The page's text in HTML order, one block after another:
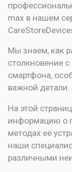
max в нашем
Мы знаем, как
столкновение
смартфона,
важной детали.
На этой
информацию о
методах её
наши
различными